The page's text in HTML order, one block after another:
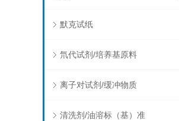
默克试纸
氘代试剂/培养基原料
离子对试剂/缓冲物质
清洗剂/油溶标（基）准